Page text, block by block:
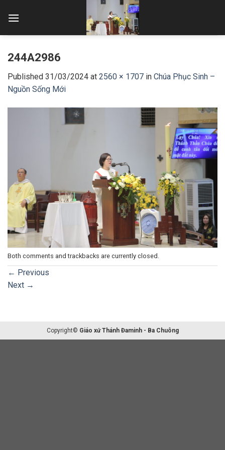
244A2986
Published 31/03/2024 at 2560 × 1707 in Chúa Phục Sinh –
Nguồn Sống Mới
Both comments and trackbacks are currently closed.
← Previous
Next →
Copyright© Giáo xứ Thánh Đaminh - Ba Chuông